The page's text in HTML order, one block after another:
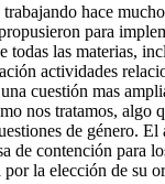
hace
para
todas las materias,
actividades
cuestión mas
nos tratamos, algo
de género. El
de contención para
por la elección de su